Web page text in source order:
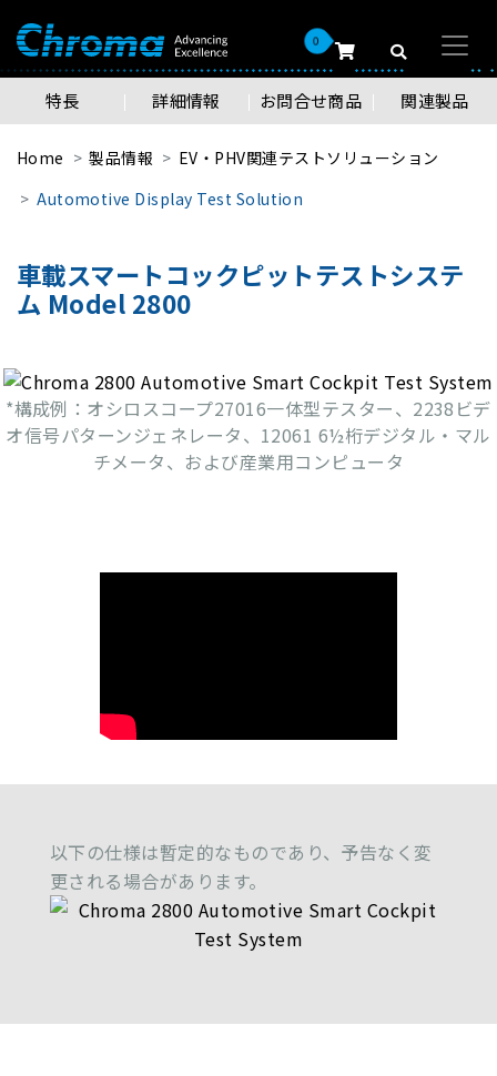
0
特長 詳細情報 お問合せ商品 関連製品
Home 製品情報
EV・PHV関連テストソリューション
Automotive Display Test Solution
車載スマートコックピットテストシステ
ム Model 2800
*構成例：オシロスコープ27016一体型テスター、2238ビデ
オ信号パターンジェネレータ、12061 6½桁デジタル・マル
チメータ、および産業用コンピュータ
以下の仕様は暫定的なものであり、予告なく変
更される場合があります。